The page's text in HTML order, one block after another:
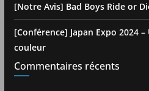
[Notre Avis] Bad Boys Ride or
[Conférence] Japan Expo 2024
couleur
Commentaires récents